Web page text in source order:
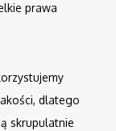
prawa
dlatego
skrupulatnie